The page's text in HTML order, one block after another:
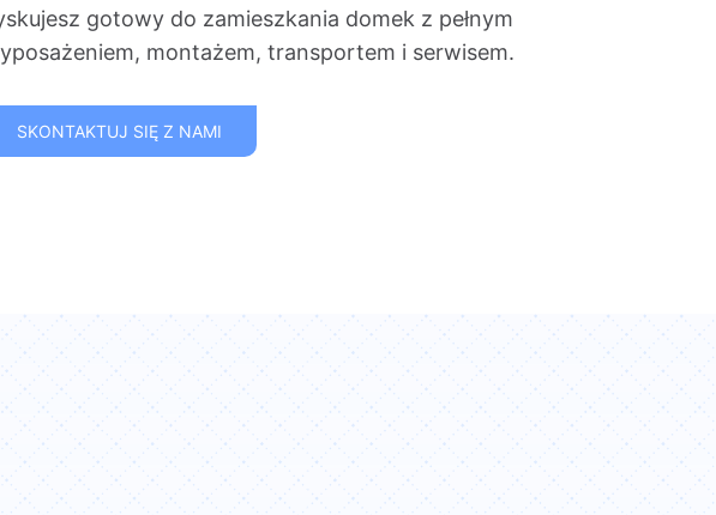
gotowy do zamieszkania domek z pełnym
montażem, transportem i serwisem.
SKONTAKTUJ SIĘ Z NAMI